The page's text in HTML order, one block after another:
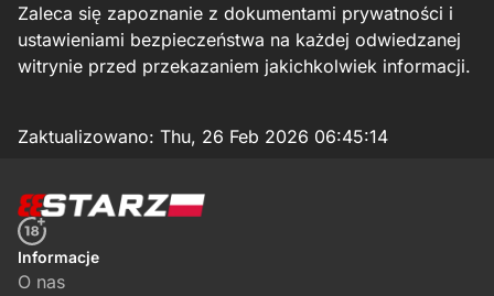
Zaleca się zapoznanie z dokumentami prywatności i
ustawieniami bezpieczeństwa na każdej odwiedzanej
witrynie przed przekazaniem jakichkolwiek informacji.
Zaktualizowano: Thu, 26 Feb 2026 06:45:14
Informacje
O nas